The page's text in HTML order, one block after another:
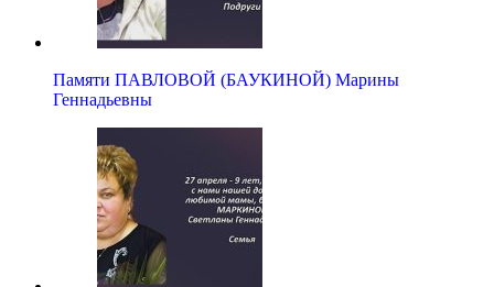
Памяти ПАВЛОВОЙ (БАУКИНОЙ) Марины
Геннадьевны